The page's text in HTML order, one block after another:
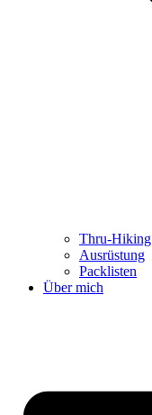
Thru-Hiking
Ausrüstung
Packlisten
Über mich